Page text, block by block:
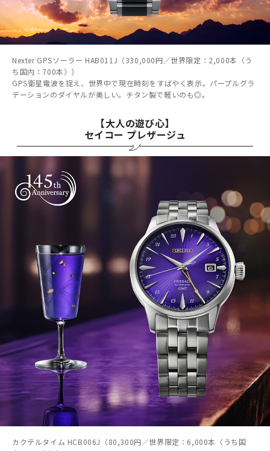
Nexter GPSソーラー HAB011J（330,000円／世界限定：2,000本〈う
ち国内：700本〉）
GPS衛星電波を捉え、世界中で現在時刻をすばやく表示。パープルグラ
デーションのダイヤルが美しい。チタン製で軽いのも◎。
【大人の遊び心】
セイコー プレザージュ
カクテルタイム HCB006J（80,300円／世界限定：6,000本〈うち国